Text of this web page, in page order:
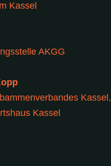
Kassel
AKGG
Kassel,
Kassel